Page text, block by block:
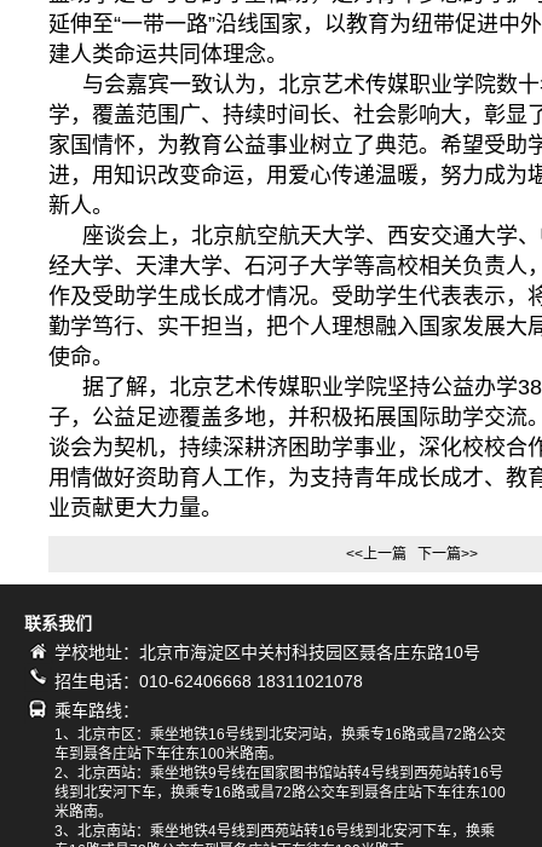
延伸至“一带一路”沿线国家，以教育为纽带促进中
建人类命运共同体理念。
与会嘉宾一致认为，北京艺术传媒职业学院数
学，覆盖范围广、持续时间长、社会影响大，彰显
家国情怀，为教育公益事业树立了典范。希望受助
进，用知识改变命运，用爱心传递温暖，努力成为
新人。
座谈会上，北京航空航天大学、西安交通大学
经大学、天津大学、石河子大学等高校相关负责人
作及受助学生成长成才情况。受助学生代表表示，
勤学笃行、实干担当，把个人理想融入国家发展大
使命。
据了解，北京艺术传媒职业学院坚持公益办学
子，公益足迹覆盖多地，并积极拓展国际助学交流
谈会为契机，持续深耕济困助学事业，深化校校合
用情做好资助育人工作，为支持青年成长成才、教
业贡献更大力量。
<<上一篇 下一篇>>
联系我们
学校地址：北京市海淀区中关村科技园区聂各庄东路10号
招生电话：010-62406668 18311021078
乘车路线：
1、北京市区：乘坐地铁16号线到北安河站，换乘专16路或昌72路公交
车到聂各庄站下车往东100米路南。
2、北京西站：乘坐地铁9号线在国家图书馆站转4号线到西苑站转16号
线到北安河下车，换乘专16路或昌72路公交车到聂各庄站下车往东100
米路南。
3、北京南站：乘坐地铁4号线到西苑站转16号线到北安河下车，换乘